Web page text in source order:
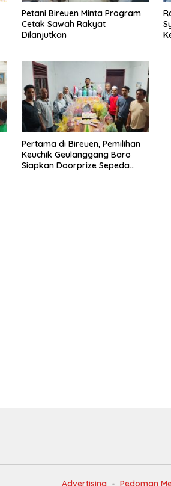
Petani Bireuen Minta Program
Cetak Sawah Rakyat
Dilanjutkan
Pertama di Bireuen, Pemilihan
Keuchik Geulanggang Baro
Siapkan Doorprize Sepeda